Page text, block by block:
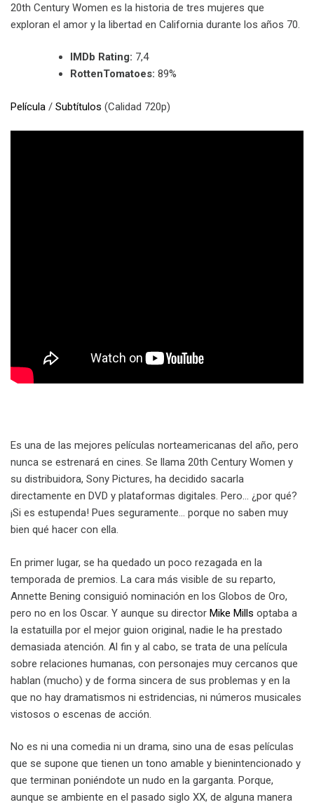
20th Century Women es la historia de tres mujeres que
exploran el amor y la libertad en California durante los años 70.
IMDb Rating: 7,4
RottenTomatoes: 89%
Película / Subtítulos (Calidad 720p)
Es una de las mejores películas norteamericanas del año, pero
nunca se estrenará en cines. Se llama 20th Century Women y
su distribuidora, Sony Pictures, ha decidido sacarla
directamente en DVD y plataformas digitales. Pero… ¿por qué?
¡Si es estupenda! Pues seguramente… porque no saben muy
bien qué hacer con ella.
En primer lugar, se ha quedado un poco rezagada en la
temporada de premios. La cara más visible de su reparto,
Annette Bening consiguió nominación en los Globos de Oro,
pero no en los Oscar. Y aunque su director Mike Mills optaba a
la estatuilla por el mejor guion original, nadie le ha prestado
demasiada atención. Al fin y al cabo, se trata de una película
sobre relaciones humanas, con personajes muy cercanos que
hablan (mucho) y de forma sincera de sus problemas y en la
que no hay dramatismos ni estridencias, ni números musicales
vistosos o escenas de acción.
No es ni una comedia ni un drama, sino una de esas películas
que se supone que tienen un tono amable y bienintencionado y
que terminan poniéndote un nudo en la garganta. Porque,
aunque se ambiente en el pasado siglo XX, de alguna manera